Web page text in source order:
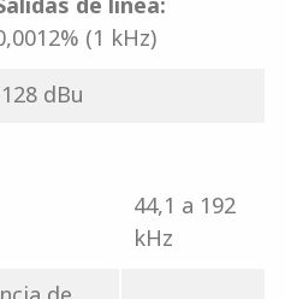
(1 kHz)
dBu
44,1 a 192
kHz